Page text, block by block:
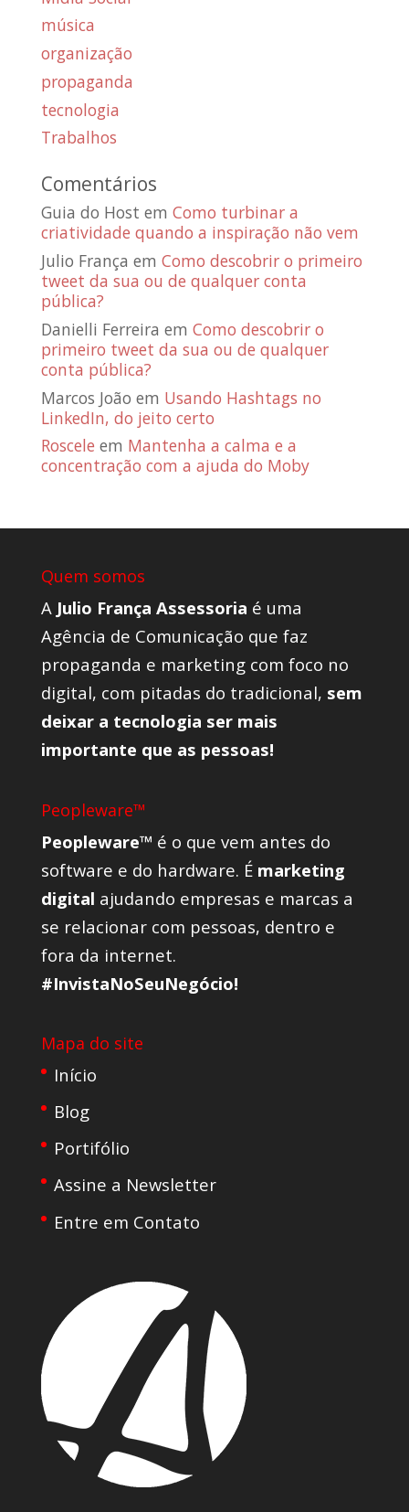
música
organização
propaganda
tecnologia
Trabalhos
Comentários
Guia do Host em Como turbinar a
criatividade quando a inspiração não vem
Julio França em Como descobrir o primeiro
tweet da sua ou de qualquer conta
pública?
Danielli Ferreira em Como descobrir o
primeiro tweet da sua ou de qualquer
conta pública?
Marcos João em Usando Hashtags no
LinkedIn, do jeito certo
Roscele em Mantenha a calma e a
concentração com a ajuda do Moby
Quem somos
A Julio França Assessoria é uma
Agência de Comunicação que faz
propaganda e marketing com foco no
digital, com pitadas do tradicional, sem
deixar a tecnologia ser mais
importante que as pessoas!
Peopleware™
Peopleware™ é o que vem antes do
software e do hardware. É marketing
digital ajudando empresas e marcas a
se relacionar com pessoas, dentro e
fora da internet.
#InvistaNoSeuNegócio!
Mapa do site
Início
Blog
Portifólio
Assine a Newsletter
Entre em Contato